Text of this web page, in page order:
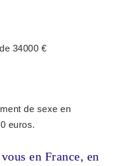
34000 €
de sexe en
euros.
en France, en